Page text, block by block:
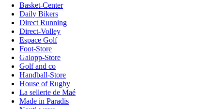
Basket-Center
Daily Bikers
Direct Running
Direct-Volley
Espace Golf
Foot-Store
Galopp-Store
Golf and co
Handball-Store
House of Rugby
La sellerie de Maé
Made in Paradis